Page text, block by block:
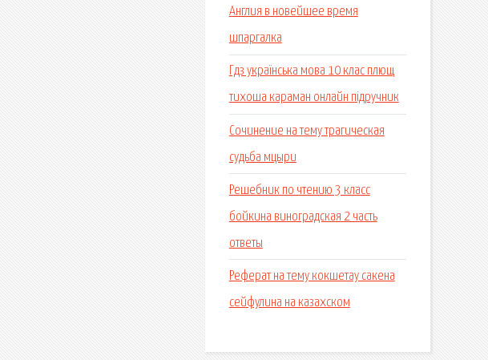
Англия в новейшее время
шпаргалка
Гдз українська мова 10 клас плющ
тихоша караман онлайн підручник
Сочинение на тему трагическая
судьба мцыри
Решебник по чтению 3 класс
бойкина виноградская 2 часть
ответы
Реферат на тему кокшетау сакена
сейфулина на казахском